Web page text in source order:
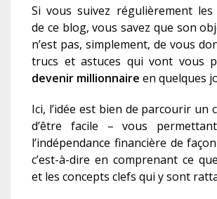
Si vous suivez régulièrement les
de ce blog, vous savez que son
n’est pas, simplement, de vous
trucs et astuces qui vont vous
devenir millionnaire en quelques
Ici, l’idée est bien de parcourir un
d’être facile – vous permettant
l’indépendance financière de
c’est-à-dire en comprenant ce
et les concepts clefs qui y sont